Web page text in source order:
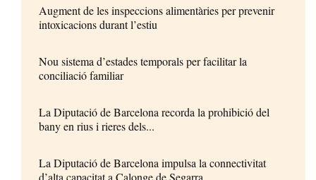
Augment de les inspeccions alimentàries per prevenir
intoxicacions durant l’estiu
Nou sistema d’estades temporals per facilitar la
conciliació familiar
La Diputació de Barcelona recorda la prohibició del
bany en rius i rieres dels...
La Diputació de Barcelona impulsa la connectivitat